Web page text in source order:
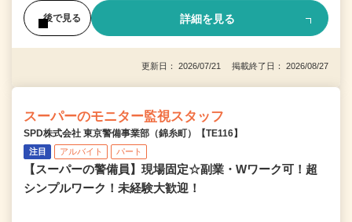
後で見る 詳細を見る
更新日： 2026/07/21 掲載終了日： 2026/08/27
スーパーのモニター監視スタッフ
SPD株式会社 東京警備事業部（錦糸町）【TE116】
注目 アルバイト パート
【スーパーの警備員】現場固定☆副業・Wワーク可！超
シンプルワーク！未経験大歓迎！